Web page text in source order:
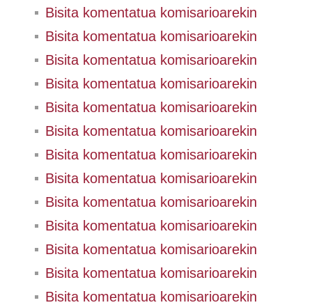
Bisita komentatua komisarioarekin
Bisita komentatua komisarioarekin
Bisita komentatua komisarioarekin
Bisita komentatua komisarioarekin
Bisita komentatua komisarioarekin
Bisita komentatua komisarioarekin
Bisita komentatua komisarioarekin
Bisita komentatua komisarioarekin
Bisita komentatua komisarioarekin
Bisita komentatua komisarioarekin
Bisita komentatua komisarioarekin
Bisita komentatua komisarioarekin
Bisita komentatua komisarioarekin